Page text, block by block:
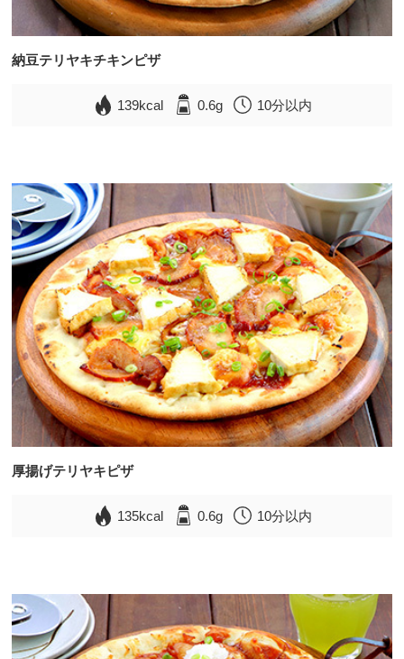
納豆テリヤキチキンピザ
139kcal 0.6g 10分以内
厚揚げテリヤキピザ
135kcal 0.6g 10分以内